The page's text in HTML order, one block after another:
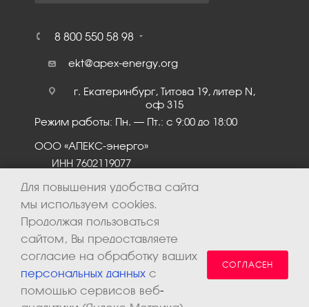
8 800 550 58 98
ekt@apex-energy.org
г. Екатеринбург, Титова 19, литер N,
оф 315
Режим работы: Пн. – Пт.: с 9:00 до 18:00
ООО «АПЕКС-энерго»
ИНН 7602119077
Для повышения удобства сайта
мы используем cookies.
Продолжая пользоваться
сайтом, Вы предоставляете
согласие на обработку ваших
персональных данных с
помощью сервисов веб-
СОГЛАСЕН